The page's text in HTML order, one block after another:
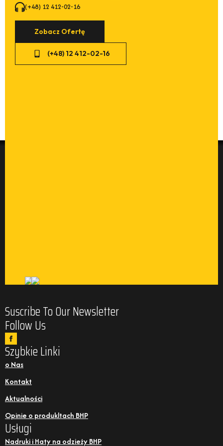
(+48) 12 412-02-16
Zobacz Ofertę
(+48) 12 412-02-16
Suscribe To Our Newsletter
Follow Us
Szybkie Linki
o Nas
Kontakt
Aktualności
Opinie o produkltach BHP
Usługi
Nadruki i Haty na odzieży BHP